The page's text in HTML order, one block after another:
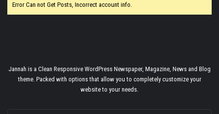
Error Can not Get Posts, Incorrect account info.
Jannah is a Clean Responsive WordPress Newspaper, Magazine, News and Blog
theme. Packed with options that allow you to completely customize your
website to your needs.